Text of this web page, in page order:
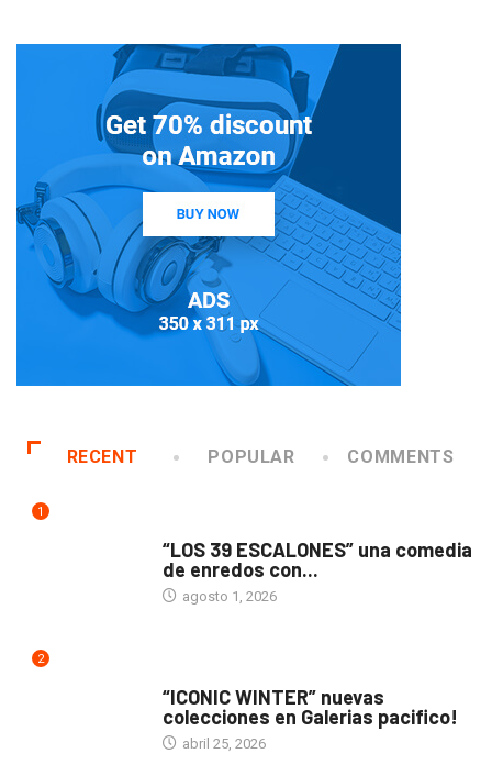
RECENT POPULAR COMMENTS
1
“LOS 39 ESCALONES” una comedia
de enredos con...
agosto 1, 2026
2
“ICONIC WINTER” nuevas
colecciones en Galerias pacifico!
abril 25, 2026